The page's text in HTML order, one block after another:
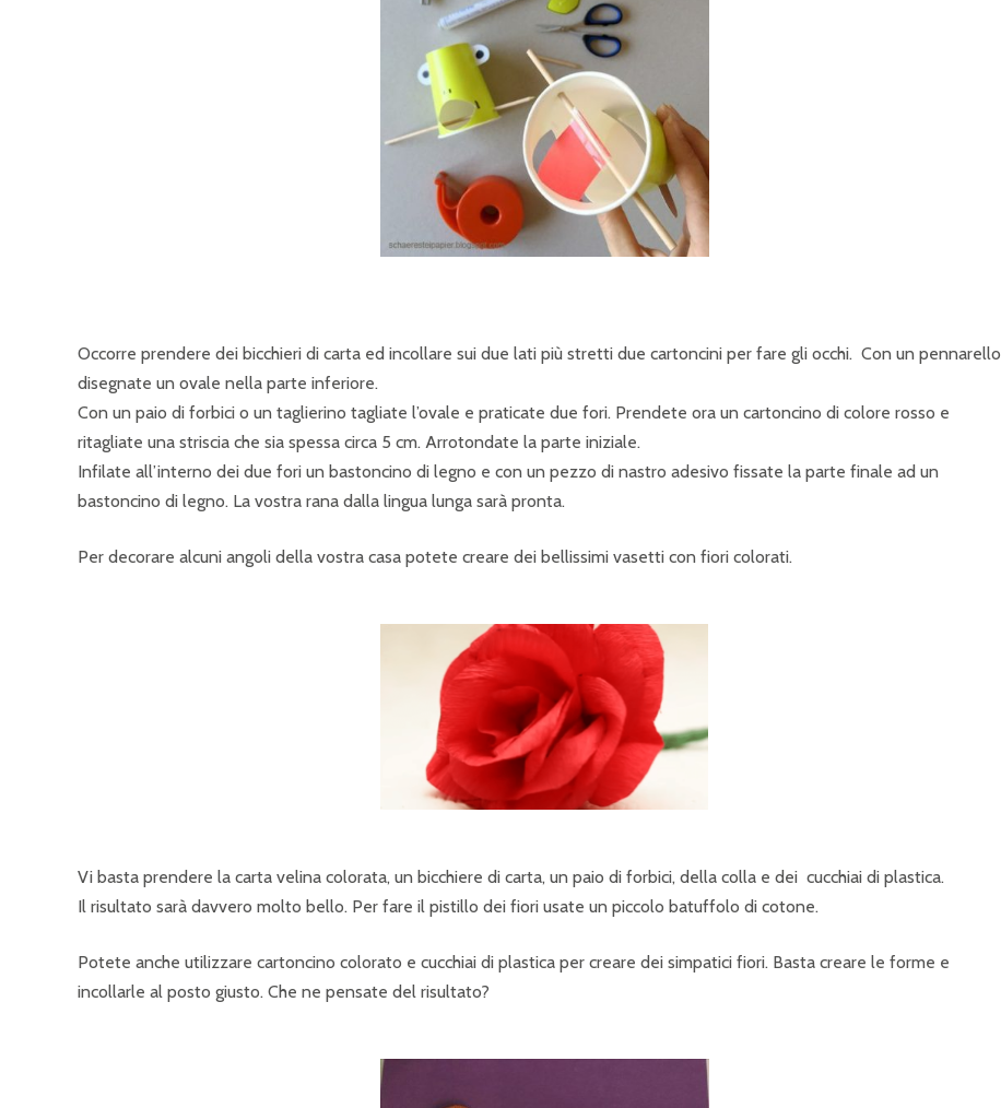
Occorre prendere dei bicchieri di carta ed incollare sui due lati più stretti due cartoncini per fare gli occhi. Con un pennarello
disegnate un ovale nella parte inferiore.
Con un paio di forbici o un taglierino tagliate l’ovale e praticate due fori. Prendete ora un cartoncino di colore rosso e
ritagliate una striscia che sia spessa circa 5 cm. Arrotondate la parte iniziale.
Infilate all’interno dei due fori un bastoncino di legno e con un pezzo di nastro adesivo fissate la parte finale ad un
bastoncino di legno. La vostra rana dalla lingua lunga sarà pronta.
Per decorare alcuni angoli della vostra casa potete creare dei bellissimi vasetti con fiori colorati.
Vi basta prendere la carta velina colorata, un bicchiere di carta, un paio di forbici, della colla e dei cucchiai di plastica.
Il risultato sarà davvero molto bello. Per fare il pistillo dei fiori usate un piccolo batuffolo di cotone.
Potete anche utilizzare cartoncino colorato e cucchiai di plastica per creare dei simpatici fiori. Basta creare le forme e
incollarle al posto giusto. Che ne pensate del risultato?